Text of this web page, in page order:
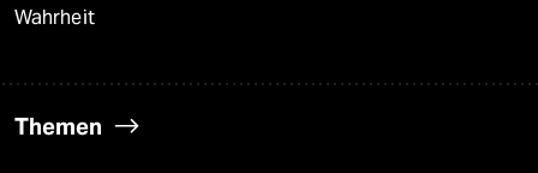
Wahrheit
Themen